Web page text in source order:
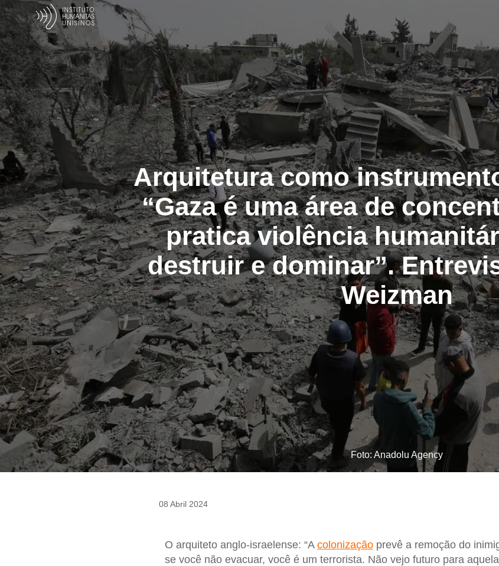
Arquitetura como
“Gaza é uma área de
pratica violência
destruir e dominar”.
Weizman
Foto: Anadolu Agency
08 Abril 2024
O arquiteto anglo-israelense: “A colonizaçãoprevê a remoção do
se você não evacuar, você é um terrorista. Não vejo futuro para